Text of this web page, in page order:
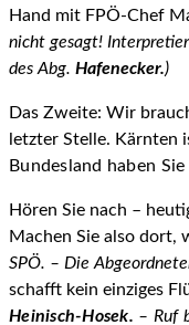
Hand mit FPÖ-Chef
nicht gesagt!
des Abg. Hafenecker.)
Das Zweite: Wir
letzter Stelle. Kärnten
Bundesland haben Sie
Hören Sie nach –
Machen Sie also dort,
SPÖ. – Die
schafft kein einziges
Heinisch-Hosek. – Ruf